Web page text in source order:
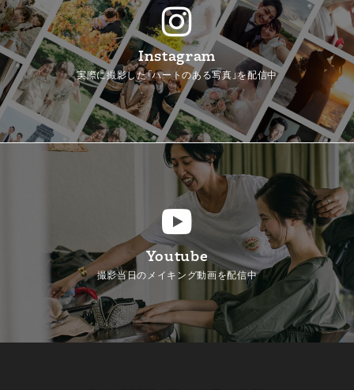
Instagram
実際に撮影した「ハートのある写真」を配信中
Youtube
撮影当日のメイキング動画を配信中